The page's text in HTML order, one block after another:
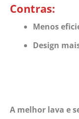
Contras:
Menos
Design
A melhor lava e